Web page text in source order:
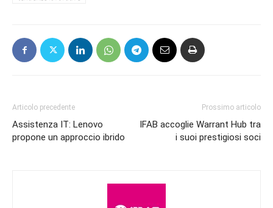
Articolo precedente
Assistenza IT: Lenovo
propone un approccio ibrido
Prossimo articolo
IFAB accoglie Warrant Hub tra
i suoi prestigiosi soci